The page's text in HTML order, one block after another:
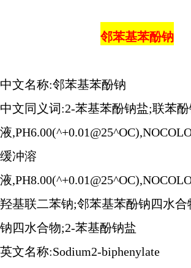
邻苯基苯酚钠
中文名称:邻苯基苯酚钠
中文同义词:2-苯基苯酚钠盐;联苯
液
缓冲溶
液
羟基联二苯钠;邻苯基苯酚钠四水
钠四水合物;2-苯基酚钠盐
英文名称:Sodium2-biphenylate